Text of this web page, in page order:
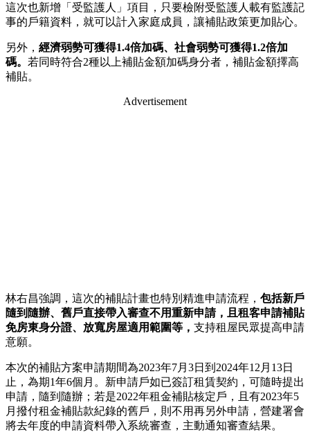
這次也新增「受監護人」項目，只要檢附受監護人載有監護記
事的戶籍資料，就可以計入家庭成員，讓補貼政策更加貼心。
另外， 經濟弱勢可獲得1.4倍加碼、社會弱勢可獲得1.2倍加
碼。 若同時符合2種以上補貼金額加碼身分者，補貼金額擇高
補貼。
Advertisement
林右昌強調，這次的補貼計畫也特別精進申請流程， 包括新戶
隨到隨辦、舊戶直接帶入審查不用重新申請，且租客申請補貼
免房東身分證、放寬房屋適用範圍等， 支持租屋民眾提高申請
意願。
本次的補貼方案申請期間為2023年7月3日到2024年12月13日
止，為期1年6個月。新申請戶如已簽訂租賃契約，可隨時提出
申請，隨到隨辦；若是2022年租金補貼核定戶，且有2023年5
月撥付租金補貼款紀錄的舊戶，則不用再另外申請，營建署會
將去年度的申請資料帶入系統審查，主動通知審查結果。